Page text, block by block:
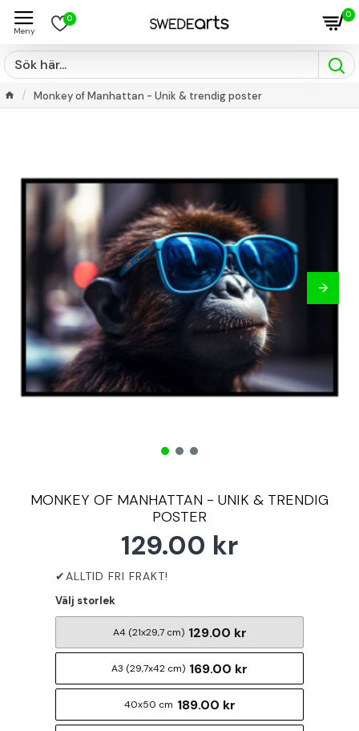
0 0
Monkey of Manhattan - Unik & trendig poster
MONKEY OF MANHATTAN - UNIK & TRENDIG
POSTER
129.00 kr
Välj storlek
A4 (21x29,7 cm) 129.00 kr
A3 (29,7x42 cm) 169.00 kr
40x50 cm 189.00 kr